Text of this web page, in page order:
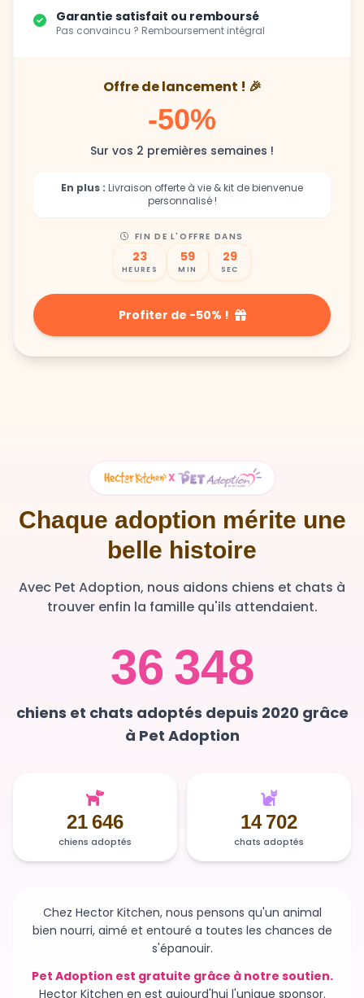
Garantie satisfait ou remboursé
Pas convaincu ? Remboursement intégral
Offre de lancement ! 🎉
-50%
Sur vos 2 premières semaines !
En plus : Livraison offerte à vie & kit de bienvenue
personnalisé !
FIN DE L'OFFRE DANS
23
HEURES
59
MIN
27
SEC
Profiter de -50% !
X
Chaque adoption mérite une
belle histoire
Avec Pet Adoption, nous aidons chiens et chats à
trouver enfin la famille qu'ils attendaient.
36 348
chiens et chats adoptés depuis 2020 grâce
à Pet Adoption
21 646
chiens adoptés
14 702
chats adoptés
Chez Hector Kitchen, nous pensons qu'un animal
bien nourri, aimé et entouré a toutes les chances de
s'épanouir.
Pet Adoption est gratuite grâce à notre soutien.
Hector Kitchen en est aujourd'hui l'unique sponsor.